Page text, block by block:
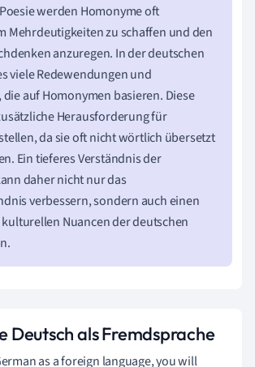
werden Homonyme oft
Mehrdeutigkeiten zu schaffen und den
anzuregen. In der deutschen
viele Redewendungen und
, die auf Homonymen basieren. Diese
Herausforderung für
da sie oft nicht wörtlich übersetzt
Ein tieferes Verständnis der
daher nicht nur das
verbessern, sondern auch einen
Nuancen der deutschen
Deutsch als Fremdsprache
as a foreign language, you will